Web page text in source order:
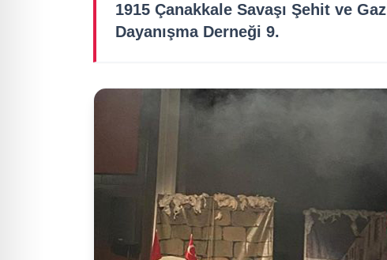
1915 Çanakkale Savaşı Şehit ve
Dayanışma Derneği 9.